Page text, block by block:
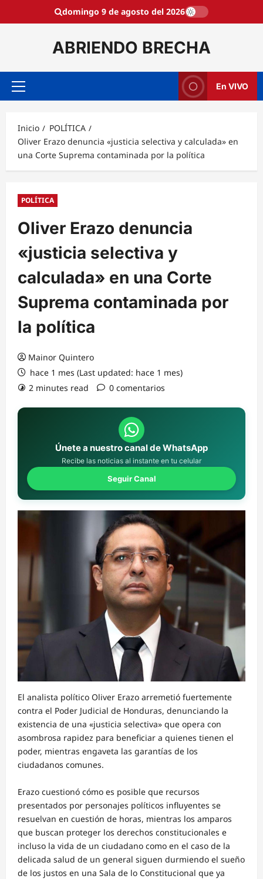
domingo 9 de agosto del 2026
ABRIENDO BRECHA
Menú
En VIVO
Inicio
POLÍTICA
Oliver Erazo denuncia «justicia selectiva y calculada» en
una Corte Suprema contaminada por la política
POLÍTICA
Oliver Erazo denuncia
«justicia selectiva y
calculada» en una Corte
Suprema contaminada por
la política
Mainor Quintero
hace 1 mes (Last updated: hace 1 mes)
2 minutes read
0 comentarios
Únete a nuestro canal de WhatsApp
Recibe las noticias al instante en tu celular
Seguir Canal
El analista político Oliver Erazo arremetió fuertemente
contra el Poder Judicial de Honduras, denunciando la
existencia de una «justicia selectiva» que opera con
asombrosa rapidez para beneficiar a quienes tienen el
poder, mientras engaveta las garantías de los
ciudadanos comunes.
Erazo cuestionó cómo es posible que recursos
presentados por personajes políticos influyentes se
resuelvan en cuestión de horas, mientras los amparos
que buscan proteger los derechos constitucionales e
incluso la vida de un ciudadano como en el caso de la
delicada salud de un general siguen durmiendo el sueño
de los justos en una Sala de lo Constitucional que ya